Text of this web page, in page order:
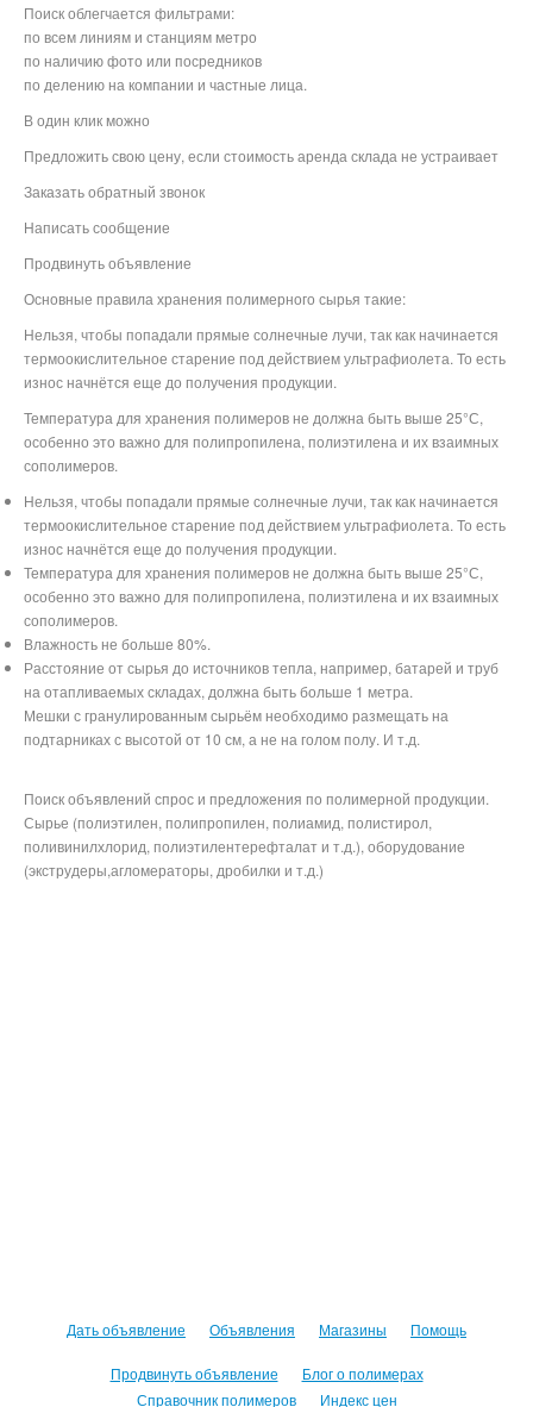
Поиск облегчается фильтрами:
по всем линиям и станциям метро
по наличию фото или посредников
по делению на компании и частные лица.
В один клик можно
Предложить свою цену, если стоимость аренда склада не устраивает
Заказать обратный звонок
Написать сообщение
Продвинуть объявление
Основные правила хранения полимерного сырья такие:
Нельзя, чтобы попадали прямые солнечные лучи, так как начинается
термоокислительное старение под действием ультрафиолета. То есть
износ начнётся еще до получения продукции.
Температура для хранения полимеров не должна быть выше 25°С,
особенно это важно для полипропилена, полиэтилена и их взаимных
сополимеров.
Нельзя, чтобы попадали прямые солнечные лучи, так как начинается
термоокислительное старение под действием ультрафиолета. То есть
износ начнётся еще до получения продукции.
Температура для хранения полимеров не должна быть выше 25°С,
особенно это важно для полипропилена, полиэтилена и их взаимных
сополимеров.
Влажность не больше 80%.
Расстояние от сырья до источников тепла, например, батарей и труб
на отапливаемых складах, должна быть больше 1 метра.
Мешки с гранулированным сырьём необходимо размещать на
подтарниках с высотой от 10 см, а не на голом полу. И т.д.
Поиск объявлений спрос и предложения по полимерной продукции.
Сырье (полиэтилен, полипропилен, полиамид, полистирол,
поливинилхлорид, полиэтилентерефталат и т.д.), оборудование
(экструдеры,агломераторы, дробилки и т.д.)
Дать объявление Объявления Магазины Помощь
Продвинуть объявление
Блог о полимерах
Справочник полимеров
Индекс цен